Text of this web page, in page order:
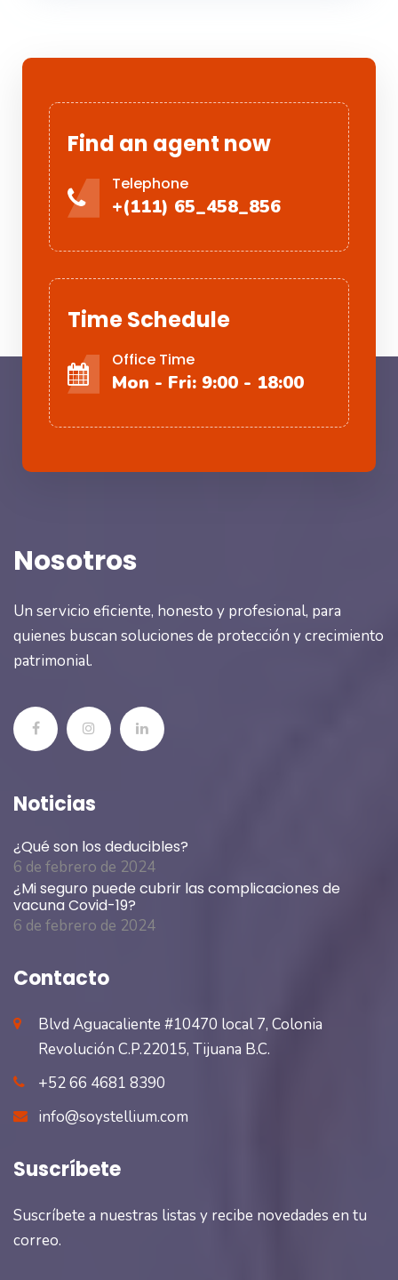
Find an agent now
Telephone
+(111) 65_458_856
Time Schedule
Office Time
Mon - Fri: 9:00 - 18:00
Nosotros
Un servicio eficiente, honesto y profesional, para
quienes buscan soluciones de protección y crecimiento
patrimonial.
Noticias
¿Qué son los deducibles?
6 de febrero de 2024
¿Mi seguro puede cubrir las complicaciones de
vacuna Covid-19?
6 de febrero de 2024
Contacto
Blvd Aguacaliente #10470 local 7, Colonia
Revolución C.P.22015, Tijuana B.C.
+52 66 4681 8390
info@soystellium.com
Suscríbete
Suscríbete a nuestras listas y recibe novedades en tu
correo.